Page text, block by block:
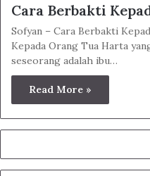
Cara Berbakti
Sofyan – Cara Berbakti
Kepada Orang Tua Harta
seseorang adalah ibu…
Read More »